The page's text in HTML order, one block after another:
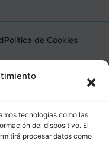
tecnologías como las
del dispositivo. El
procesar datos como
Política de Cookies
1, 18600, Motril,
L01181400